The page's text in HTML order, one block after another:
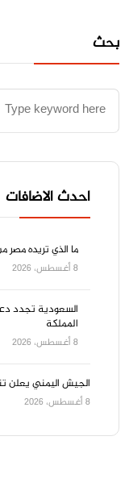
بحث
احدث الاضافات
ما الذي تريده
8 أغسطس، 2026
السعودية تجدد
المملكة
8 أغسطس، 2026
الجيش اليمني يعلن
8 أغسطس، 2026